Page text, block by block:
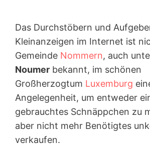
Das Durchstöbern und
Kleinanzeigen im Internet ist
Gemeinde Nommern, auch
Noumer bekannt, im schönen
Großherzogtum Luxemburg
Angelegenheit, um entweder
gebrauchtes Schnäppchen zu
aber nicht mehr Benötigtes
verkaufen.